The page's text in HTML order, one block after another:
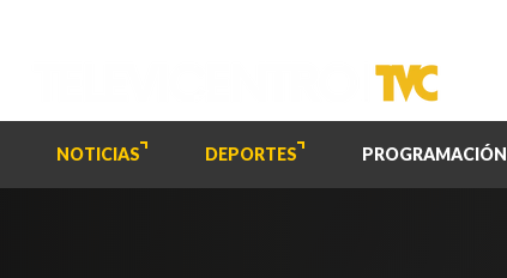
NOTICIAS DEPORTES PROGRAMACIÓN